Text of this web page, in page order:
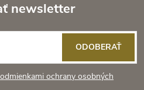
newsletter
ochrany osobných
ODOBERAŤ